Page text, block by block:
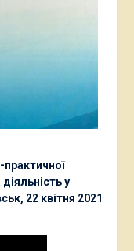
практичної
у
22 квітня 2021